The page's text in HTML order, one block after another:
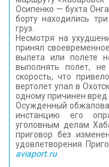
Осипенко — бухта
борту находились
груз.
Несмотря на
принял
вылета или полете
выполнять полет,
скорость, что
вертолет упал в
одному причинен вред
Осужденный
инстанцию его
уголовным делам
приговор без
удовлетворения.
aviaport.ru